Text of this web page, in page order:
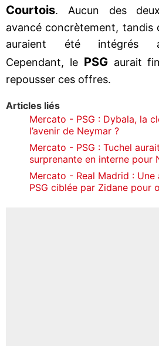
Courtois. Aucun des
avancé concrètement, tandis
auraient été intégrés
Cependant, le PSGaurait
repousser ces offres.
Articles liés
Mercato - PSG : Dybala, la
l’avenir de Neymar ?
Mercato - PSG : Tuchel
surprenante en interne pour
Mercato - Real Madrid : Une
PSG ciblée par Zidane pour